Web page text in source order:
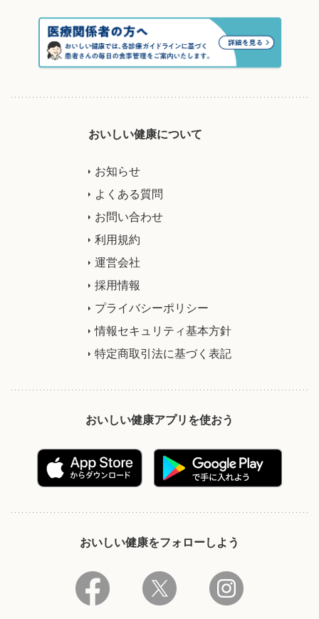
おいしい健康について
お知らせ
よくある質問
お問い合わせ
利用規約
運営会社
採用情報
プライバシーポリシー
情報セキュリティ基本方針
特定商取引法に基づく表記
おいしい健康アプリを使おう
おいしい健康をフォローしよう